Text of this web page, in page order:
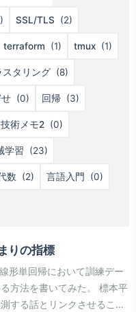
SSL/TLS (2)
terraform (1) tmux (1)
スタリング (8)
(0) 回帰 (3)
技術メモ2 (0)
学習 (23)
数 (2) 言語入門 (0)
りの指標
形単回帰において訓練デー
方法を書いてみた。 標本平
する話とリンクさせること